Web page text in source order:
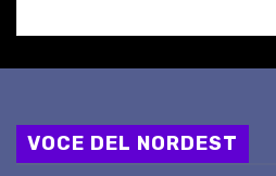
VOCE DEL NORDEST